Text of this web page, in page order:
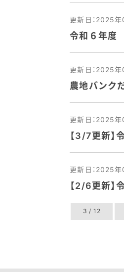
更新日：2025
令和６年度
更新日：2025
農地バンク
更新日：2025
【3/7更新
更新日：2025
【2/6更新
3 / 12